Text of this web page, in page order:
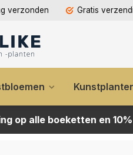
verzonden Gratis
op alle boeketten en
115cm